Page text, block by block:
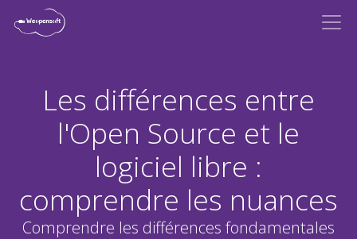
Les différences entre
l'Open Source et le
logiciel libre :
comprendre les nuances
Comprendre les différences fondamentales